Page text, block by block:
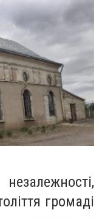
громаді